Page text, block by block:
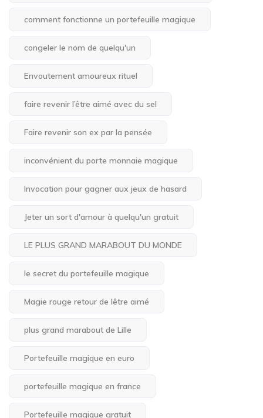
comment fonctionne un portefeuille magique
congeler le nom de quelqu'un
Envoutement amoureux rituel
faire revenir l’être aimé avec du sel
Faire revenir son ex par la pensée
inconvénient du porte monnaie magique
Invocation pour gagner aux jeux de hasard
Jeter un sort d'amour à quelqu'un gratuit
LE PLUS GRAND MARABOUT DU MONDE
le secret du portefeuille magique
Magie rouge retour de lêtre aimé
plus grand marabout de Lille
Portefeuille magique en euro
portefeuille magique en france
Portefeuille magique gratuit